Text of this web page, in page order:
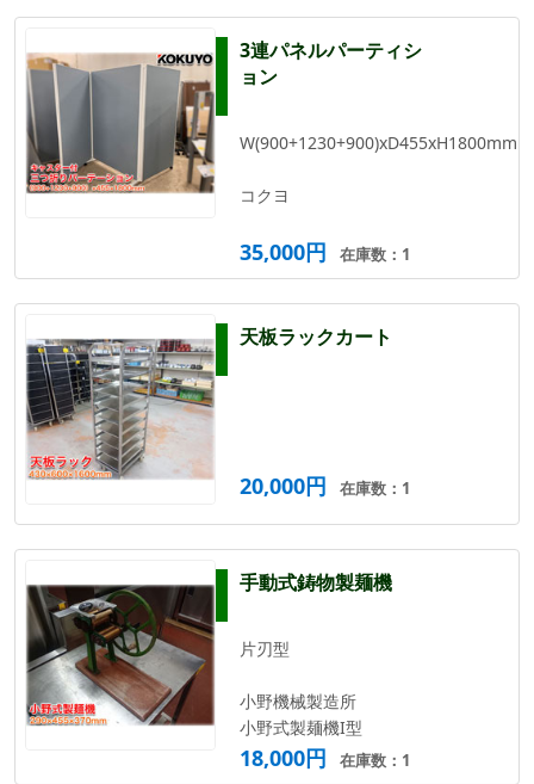
3連パネルパーティシ
ョン
W(900+1230+900)xD455xH1800mm
コクヨ
35,000円 在庫数：1
天板ラックカート
20,000円 在庫数：1
手動式鋳物製麺機
片刃型
小野機械製造所
小野式製麺機I型
18,000円 在庫数：1